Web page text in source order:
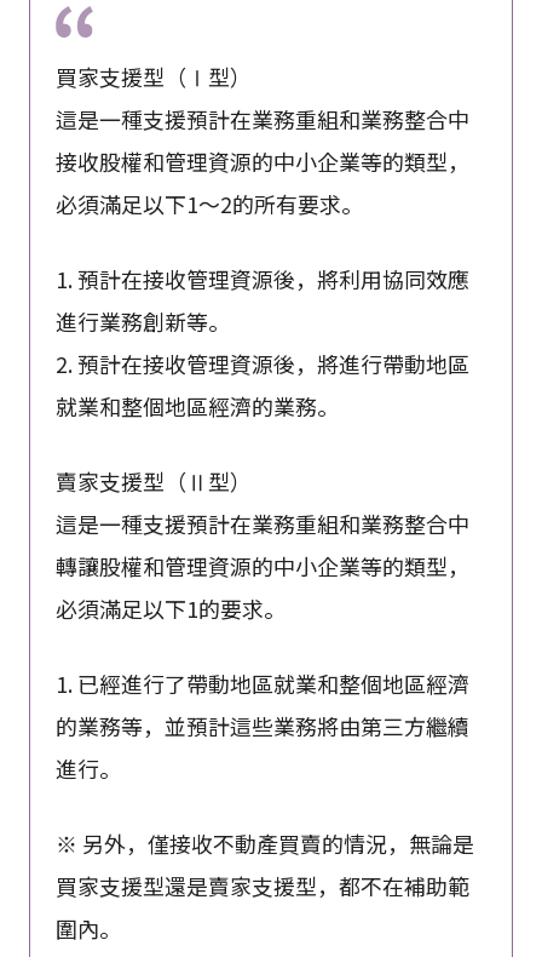
買家支援型（Ⅰ型）
這是一種支援預計在業務重組和業務整合中
接收股權和管理資源的中小企業等的類型，
必須滿足以下1～2的所有要求。
1. 預計在接收管理資源後，將利用協同效應
進行業務創新等。
2. 預計在接收管理資源後，將進行帶動地區
就業和整個地區經濟的業務。
賣家支援型（Ⅱ型）
這是一種支援預計在業務重組和業務整合中
轉讓股權和管理資源的中小企業等的類型，
必須滿足以下1的要求。
1. 已經進行了帶動地區就業和整個地區經濟
的業務等，並預計這些業務將由第三方繼續
進行。
※ 另外，僅接收不動產買賣的情況，無論是
買家支援型還是賣家支援型，都不在補助範
圍內。